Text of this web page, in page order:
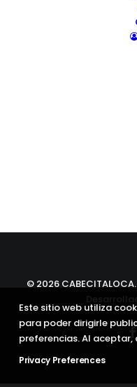
© 2026
Este sitio web utiliza
para poder dirigirle
preferencias. Al aceptar,
Privacy Preferences